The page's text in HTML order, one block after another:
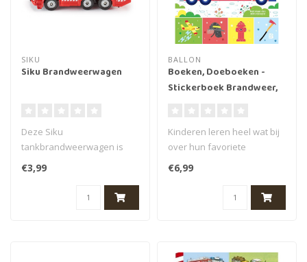
SIKU
Siku Brandweerwagen
Deze Siku
tankbrandweerwagen is
onmisbaar voor iedere
kleine brandweerman of -
€3,99
BALLON
Boeken, Doeboeken -
Stickerboek Brandweer,
Kinderen leren heel wat bij
over hun favoriete
onderwerp in deze
stickerboeken...
€6,99